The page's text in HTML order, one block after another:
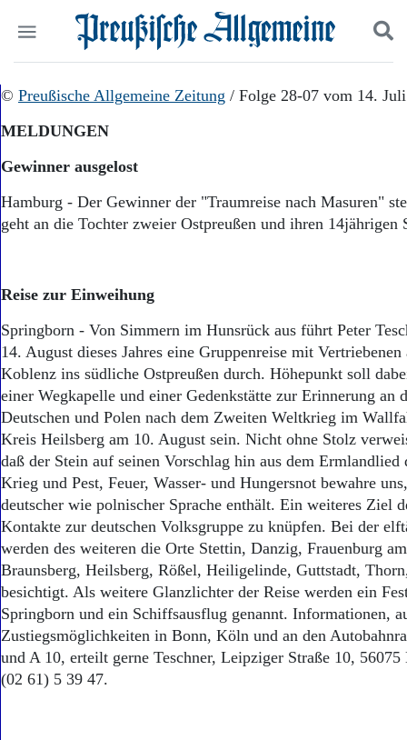
Start
Wer wir sind
Aktuelle Ausgabe
Abonnenten-Login
Abonnent werden
Abo Prämien
Archiv
Mediadaten
Politik
Leben
Geschichte
Ostpreußen
Bücher
Kontakt
Impressum
Datenschutz
Suchen und finden
© Preußische Allgemeine Zeitung / Folge 28-07 vom 14.
MELDUNGEN
Gewinner ausgelost
Hamburg - Der Gewinner der "Traumreise nach Masuren"
geht an die Tochter zweier Ostpreußen und ihren 14jährigen
Reise zur Einweihung
Springborn - Von Simmern im Hunsrück aus führt Peter
14. August dieses Jahres eine Gruppenreise mit
Koblenz ins südliche Ostpreußen durch. Höhepunkt soll
einer Wegkapelle und einer Gedenkstätte zur Erinnerung an
Deutschen und Polen nach dem Zweiten Weltkrieg im
Kreis Heilsberg am 10. August sein. Nicht ohne Stolz
daß der Stein auf seinen Vorschlag hin aus dem
Krieg und Pest, Feuer, Wasser- und Hungersnot bewahre
deutscher wie polnischer Sprache enthält. Ein weiteres Ziel
Kontakte zur deutschen Volksgruppe zu knüpfen. Bei der
werden des weiteren die Orte Stettin, Danzig, Frauenburg
Braunsberg, Heilsberg, Rößel, Heiligelinde, Guttstadt,
besichtigt. Als weitere Glanzlichter der Reise werden ein
Springborn und ein Schiffsausflug genannt. Informationen,
Zustiegsmöglichkeiten in Bonn, Köln und an den
und A 10, erteilt gerne Teschner, Leipziger Straße 10,
(02 61) 5 39 47.